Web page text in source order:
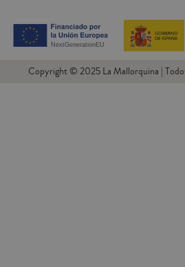
Copyright © 2025 La Mallorquina |